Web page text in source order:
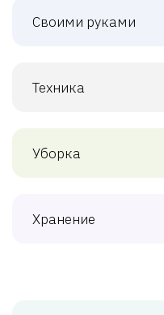
Своими руками
Техника
Уборка
Хранение